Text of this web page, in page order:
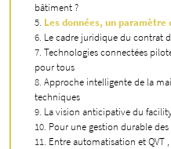
bâtiment ?
Les données, un
Le cadre juridique du contrat
Technologies connectées
pour tous
Approche intelligente de la
techniques
La vision anticipative du
Pour une gestion durable
Entre automatisation et QVT